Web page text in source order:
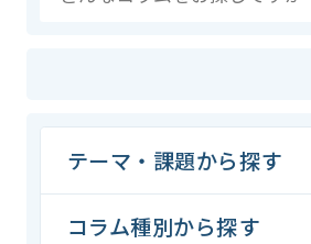
テーマ・課題から探す
コラム種別から探す